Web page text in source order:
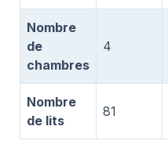
Nombre
de
chambres
4
Nombre
de lits
81